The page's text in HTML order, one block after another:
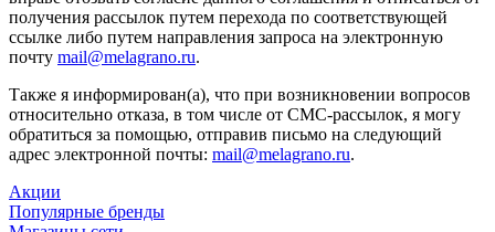
получения рассылок путем перехода по соответствующей
ссылке либо путем направления запроса на электронную
почту mail@melagrano.ru.
Также я информирован(а), что при возникновении вопросов
относительно отказа, в том числе от СМС-рассылок, я могу
обратиться за помощью, отправив письмо на следующий
адрес электронной почты: mail@melagrano.ru.
Акции
Популярные бренды